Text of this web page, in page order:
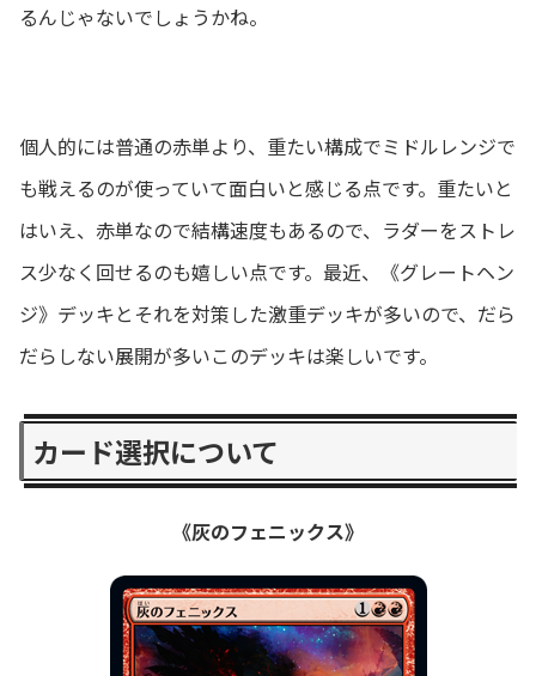
るんじゃないでしょうかね。
個人的には普通の赤単より、重たい構成でミドルレンジで
も戦えるのが使っていて面白いと感じる点です。重たいと
はいえ、赤単なので結構速度もあるので、ラダーをストレ
ス少なく回せるのも嬉しい点です。最近、《グレートヘン
ジ》デッキとそれを対策した激重デッキが多いので、だら
だらしない展開が多いこのデッキは楽しいです。
カード選択について
《灰のフェニックス》